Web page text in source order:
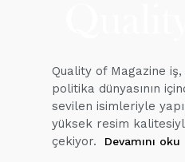
Quality of Magazine
politika dünyasının
sevilen isimleriyle
yüksek resim
çekiyor.
Devamını oku